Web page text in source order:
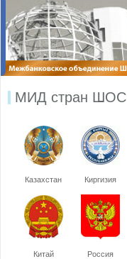
МИД стран ШОС
Казахстан Киргизия
Китай Россия